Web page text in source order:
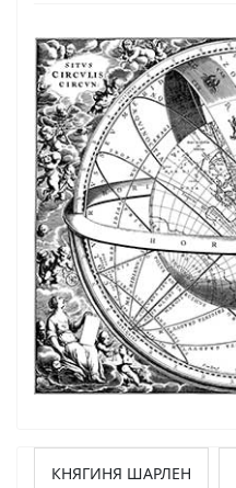
КНЯГИНЯ ШАРЛЕН